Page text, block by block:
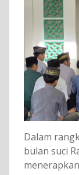
Dalam
bulan suci